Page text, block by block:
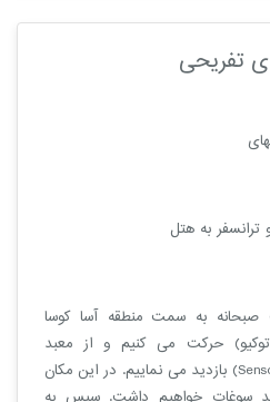
تفریحی
ترانسفر به هتل
به سمت منطقه آسا کوسا
حرکت می کنیم و از معبد
سنسوجی (Sensoji Temple) بازدید می نماییم. در این مکان